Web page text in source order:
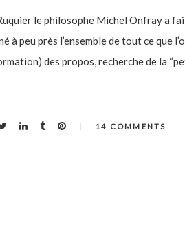
le philosophe Michel Onfray a
peu près l’ensemble de tout ce que
des propos, recherche de la
14 COMMENTS